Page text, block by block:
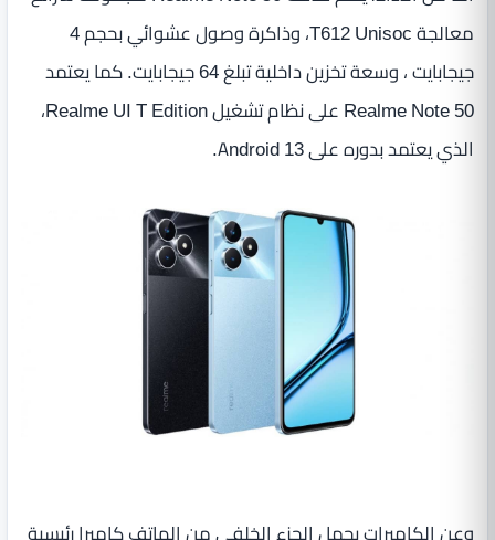
معالجة T612 Unisoc، وذاكرة وصول عشوائي بحجم 4
جيجابايت ، وسعة تخزين داخلية تبلغ 64 جيجابايت. كما يعتمد
Realme Note 50 على نظام تشغيل Realme UI T Edition،
الذي يعتمد بدوره على Android 13.